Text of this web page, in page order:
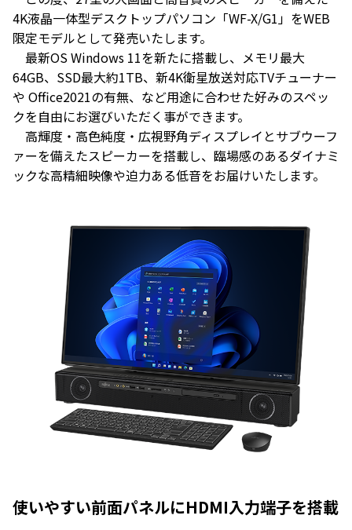
4K液晶一体型デスクトップパソコン「WF-X/G1」をWEB
限定モデルとして発売いたします。
最新OS Windows 11を新たに搭載し、メモリ最大
64GB、SSD最大約1TB、新4K衛星放送対応TVチューナー
や Office2021の有無、など用途に合わせた好みのスペッ
クを自由にお選びいただく事ができます。
高輝度・高色純度・広視野角ディスプレイとサブウーフ
ァーを備えたスピーカーを搭載し、臨場感のあるダイナミ
ックな高精細映像や迫力ある低音をお届けいたします。
使いやすい前面パネルにHDMI入力端子を搭載